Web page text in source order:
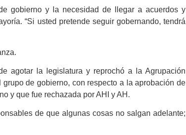
gobierno y la necesidad de llegar a acuerdos y
“Si usted pretende seguir gobernando, tendrá
agotar la legislatura y reprochó a la Agrupación
de gobierno, con respecto a la aprobación de
y que fue rechazada por AHI y AH.
de que algunas cosas no salgan adelante;